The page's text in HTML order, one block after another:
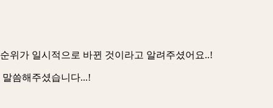
위가 일시적으로 바뀐 것이라고 알려주셨어요..!
씀해주셨습니다...!